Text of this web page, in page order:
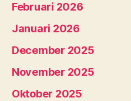
Februari 2026
Januari 2026
December 2025
November 2025
Oktober 2025